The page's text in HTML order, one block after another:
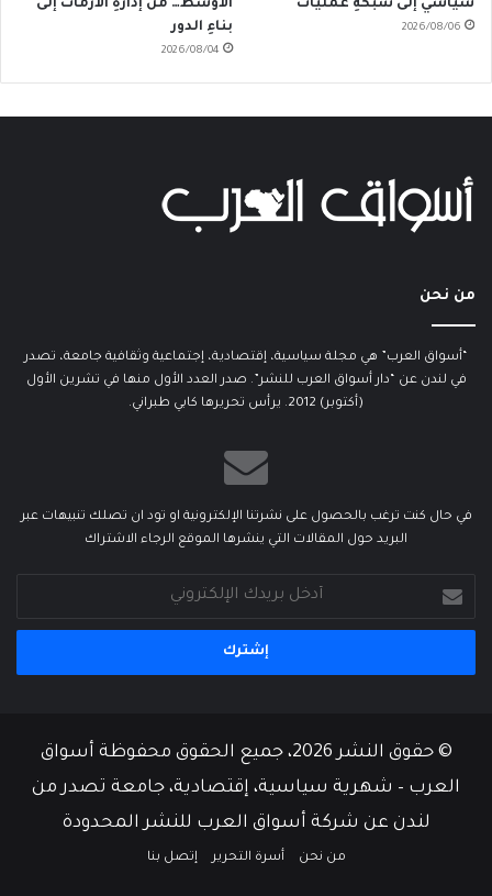
سياسي إلى شبكةِ عمليّات
2026/08/06
الأوسط… من إدارةِ الأزمات إلى
بناءِ الدور
2026/08/04
من نحن
“أسواق العرب” هي مجلة سياسية، إقتصادية، إجتماعية وثقافية جامعة، تصدر
في لندن عن “دار أسواق العرب للنشر”. صدر العدد الأول منها في تشرين الأول
(أكتوبر) 2012. يرأس تحريرها كابي طبراني.
في حال كنت ترغب بالحصول على نشرتنا الإلكترونية او تود ان تصلك تنبيهات عبر
البريد حول المقالات التي ينشرها الموقع الرجاء الاشتراك
بريدك
الإلكتروني
© حقوق النشر 2026، جميع الحقوق محفوظة أسواق
العرب – شهرية سياسية، إقتصادية، جامعة تصدر من
لندن عن شركة أسواق العرب للنشر المحدودة
من نحن أسرة التحرير إتصل بنا